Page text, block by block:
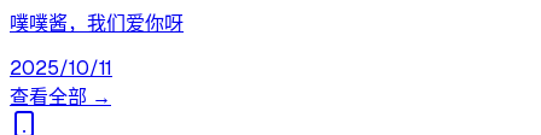
噗噗酱，我们爱你呀
2025/10/11
查看全部 →